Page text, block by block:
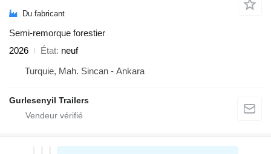
Du fabricant
Semi-remorque forestier
2026
État neuf
Turquie, Mah. Sincan - Ankara
Gurlesenyil Trailers